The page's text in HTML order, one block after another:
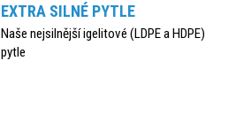
EXTRA SILNÉ PYTLE
Naše nejsilnější igelitové (LDPE a HDPE)
pytle